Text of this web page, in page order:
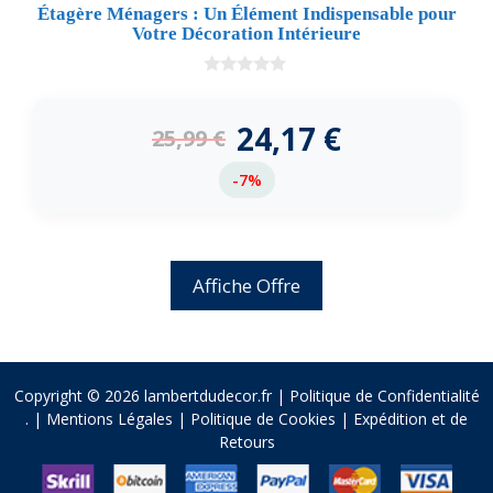
Étagère Ménagers : Un Élément Indispensable pour
Votre Décoration Intérieure
5
25,99€ 24,17 €
-7%
Affiche Offre
Copyright © 2026 lambertdudecor.fr | Politique de Confidentialité
. | Mentions Légales | Politique de Cookies | Expédition et de
Retours